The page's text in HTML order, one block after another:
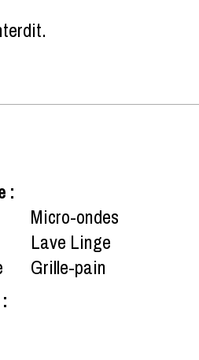
:
Micro-ondes
Lave Linge
Grille-pain
: